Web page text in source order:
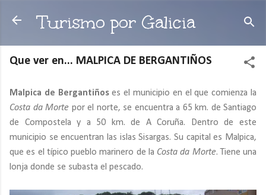
Ir al contenido principal
Turismo por Galicia
Que ver en... MALPICA DE BERGANTIÑOS
Malpica de Bergantiñoses el municipio en el que comienza la
Costa da Morte por el norte, se encuentra a 65 km. de Santiago
de Compostela y a 50 km. de A Coruña. Dentro de este
municipio se encuentran las islas Sisargas. Su capital es Malpica,
que es el típico pueblo marinero de la Costa da Morte. Tiene una
lonja donde se subasta el pescado.